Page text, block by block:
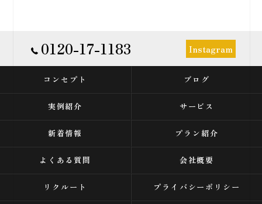
0120-17-1183 Instagram
コンセプト ブログ
実例紹介 サービス
新着情報 プラン紹介
よくある質問 会社概要
リクルート プライバシーポリシー